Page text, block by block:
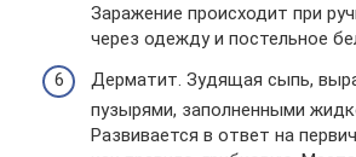
Заражение происходит при
через одежду и постельное
Дерматит. Зудящая сыпь,
пузырями, заполненными
Развивается в ответ на